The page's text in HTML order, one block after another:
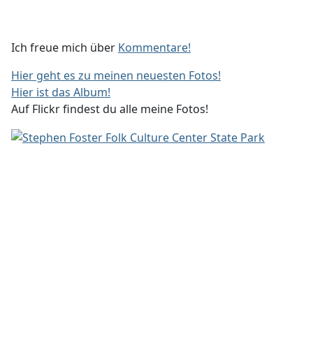
Ich freue mich über Kommentare!
Hier geht es zu meinen neuesten Fotos!
Hier ist das Album!
Auf Flickr findest du alle meine Fotos!